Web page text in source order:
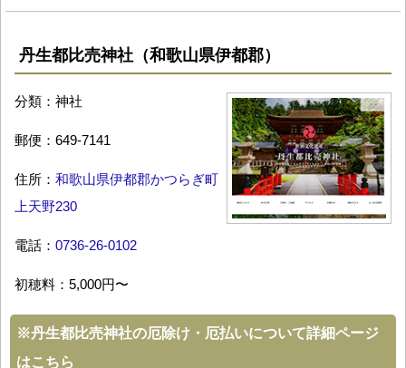
丹生都比売神社（和歌山県伊都郡）
分類：神社
郵便：649-7141
住所： 和歌山県伊都郡かつらぎ町
上天野230
電話： 0736-26-0102
初穂料：5,000円〜
※丹生都比売神社の厄除け・厄払いについて詳細ページ
はこちら